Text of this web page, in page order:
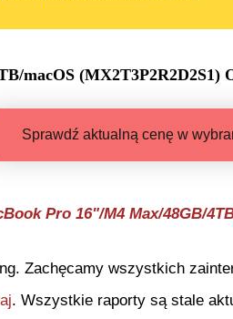
macOS (MX2T3P2R2D2S1)
Sprawdź aktualną cenę w
Pro 16"/M4 Max/48GB/
Zachęcamy wszystkich
. Wszystkie raporty są stale